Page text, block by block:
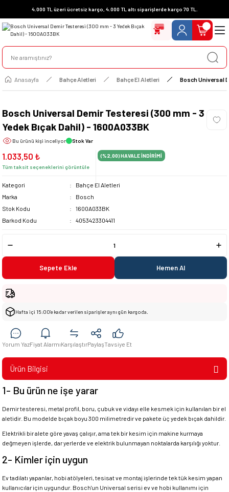
4.000 TL üzeri ücretsiz kargo, 4.000 TL altı siparişlerde kargo 70 TL.
Anasayfa Bahçe Aletleri Bahçe El Aletleri Bosch Universal
Bosch Universal Demir Testeresi (300 mm - 3
Yedek Bıçak Dahil) - 1600A033BK
Bu ürünü kişi inceliyor Stok Var
1.033,50 ₺
Tüm taksit seçeneklerini görüntüle
(%2,00)HAVALE İNDİRİMİ
Kategori
Bahçe El Aletleri
Marka
Bosch
Stok Kodu
1600A033BK
Barkod Kodu
4053423304411
Sepete Ekle Hemen Al
Hafta içi 15:00’e kadar verilen siparişler aynı gün kargoda.
Yorum YazFiyat AlarmıKarşılaştırPaylaşTavsiye Et
Ürün Bilgisi
1- Bu ürün ne işe yarar
Demir testeresi, metal profil, boru, çubuk ve vidayı elle kesmek için kullanılan bir el
aletidir. Bu modelde bıçak boyu 300 milimetredir ve pakete üç yedek bıçak dahildir.
Elektrikli bir alete göre yavaş çalışır, ama tek bir kesim için makine kurmaya
değmeyen işlerde, dar yerlerde ve elektrik bulunmayan noktalarda karşılığı yoktur.
2- Kimler için uygun
Ev tadilatı yapanlar, hobi atölyeleri, tesisat ve montaj işlerinde tek tük kesim yapan
kullanıcılar için uygundur. Bosch'un Universal serisi ev ve hobi kullanımı için